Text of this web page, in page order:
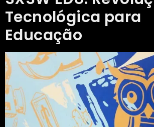
Tecnológica para
Educação